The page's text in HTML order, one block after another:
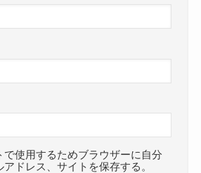
で使用するためブラウザーに自分
ドレス、サイトを保存する。